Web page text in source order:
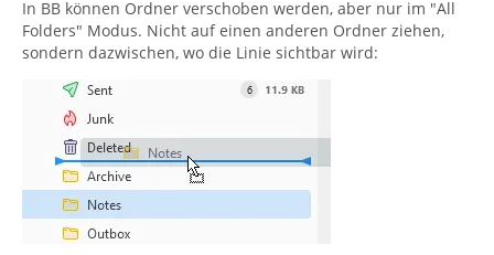
In BB können Ordner verschoben werden, aber nur im "All
Folders" Modus. Nicht auf einen anderen Ordner ziehen,
sondern dazwischen, wo die Linie sichtbar wird: